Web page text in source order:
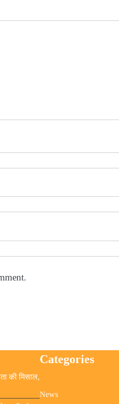
की मिसाल,
Categories
News